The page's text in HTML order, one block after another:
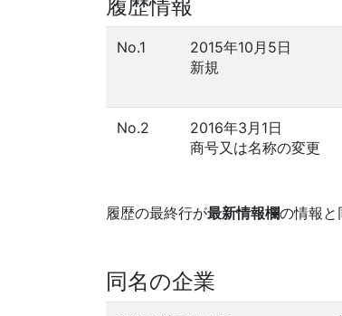
履歴情報
No.1
2015年10月5日
新規
No.2
2016年3月1日
商号又は名称の変更
履歴の最終行が最新情報欄の情報と
同名の企業